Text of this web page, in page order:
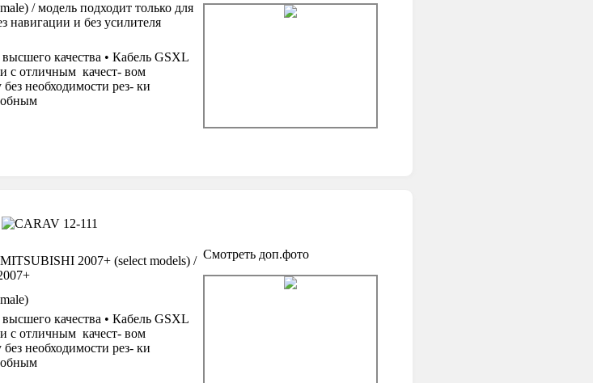
/ модель подходит только для
навигации и без усилителя
качества • Кабель GSXL
с отличным качест- вом
необходимости рез- ки
2007+ (select models) / Смотреть доп.фото
качества • Кабель GSXL
с отличным качест- вом
необходимости рез- ки